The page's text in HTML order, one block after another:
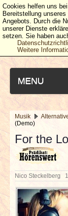
MENU
NEUESTE
NEWS &
BERICHTE
Musik
(Demo)
For the
Nico Steckelberg
Cookies helfen uns
Bereitstellung unseres
Angebots. Durch die
unserer Dienste
setzen. Sie haben
Weitere